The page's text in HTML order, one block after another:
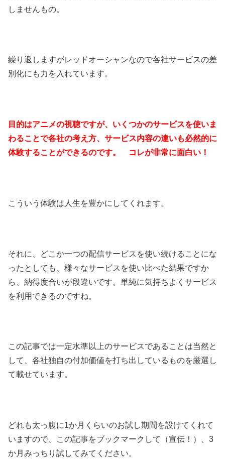
しませんもの。
繰り返しますがレッドオーシャンなので各社サービスの差
別化にも力を入れています。
目的はアニメの視聴ですが、いくつかのサービスを使いま
わることで各社の考え方、サービス内容の違いも必然的に
体験することができるのです。 コレが非常に面白い！
こういう体験は人生を豊かにしてくれます。
それに、どこか一つの配信サービスを使い続けることにな
ったとしても、様々なサービスを使い比べた結果ですか
ら、納得度合いが段違いです。単純に気持ちよくサービス
を利用できるのですね。
この記事では一定水準以上のサービスであることは当然と
して、各社独自の付加価値を打ち出しているものを厳選し
て載せています。
どれも太っ腹に1か月くらいのお試し期間を設けてくれて
いますので、この記事をブックマークして（宣伝！）、3
か月みっちり試してみてください。